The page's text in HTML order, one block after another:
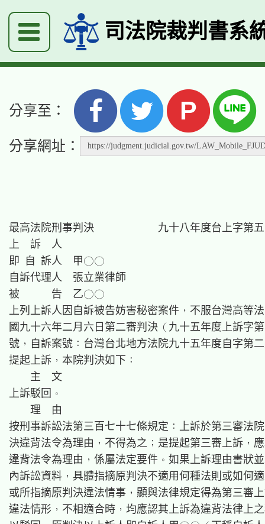
司法院裁判書系
分享至： P
分享網址：
最高法院刑事判決　　　　　　九十八年度台上字第
上　訴　人
即 自 訴人　甲○○
自訴代理人　張立業律師
被　　　告　乙○○
上列上訴人因自訴被告妨害秘密案件，不服台灣高等
國九十六年二月六日第二審判決（九十五年度上訴字
號，自訴案號：台灣台北地方法院九十五年度自字第
提起上訴，本院判決如下：
    主  文
上訴駁回。
    理  由
按刑事訴訟法第三百七十七條規定：上訴於第三審法
決違背法令為理由，不得為之；是提起第三審上訴，
違背法令為理由，係屬法定要件。如果上訴理由書狀
內訴訟資料，具體指摘原判決不適用何種法則或如何
或所指摘原判決違法情事，顯與法律規定得為第三審
違法情形，不相適合時，均應認其上訴為違背法律上